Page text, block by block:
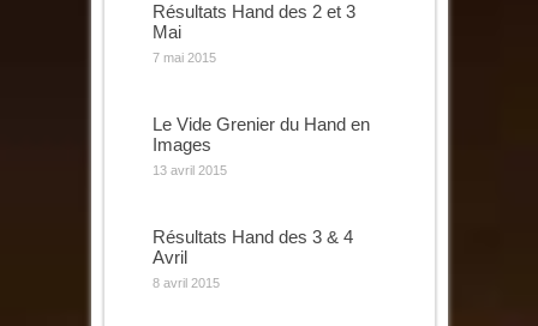
Résultats Hand des 2 et 3
Mai
7 mai 2015
Le Vide Grenier du Hand en
Images
13 avril 2015
Résultats Hand des 3 & 4
Avril
8 avril 2015